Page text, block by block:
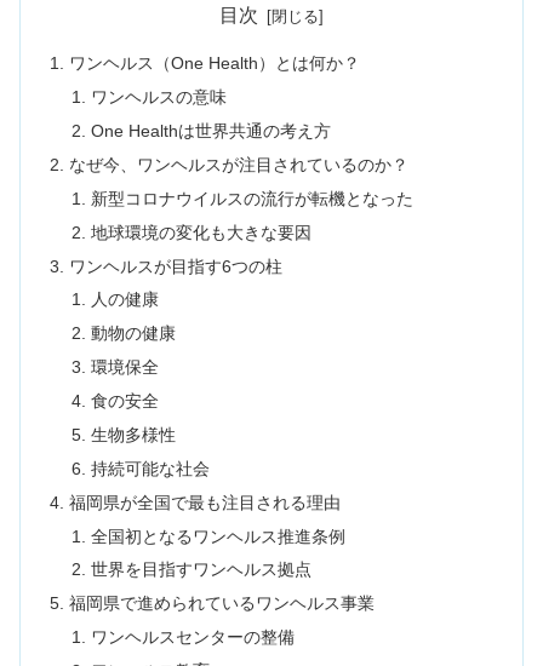
目次
ワンヘルス（One Health）とは何か？
ワンヘルスの意味
One Healthは世界共通の考え方
なぜ今、ワンヘルスが注目されているのか？
新型コロナウイルスの流行が転機となった
地球環境の変化も大きな要因
ワンヘルスが目指す6つの柱
人の健康
動物の健康
環境保全
食の安全
生物多様性
持続可能な社会
福岡県が全国で最も注目される理由
全国初となるワンヘルス推進条例
世界を目指すワンヘルス拠点
福岡県で進められているワンヘルス事業
ワンヘルスセンターの整備